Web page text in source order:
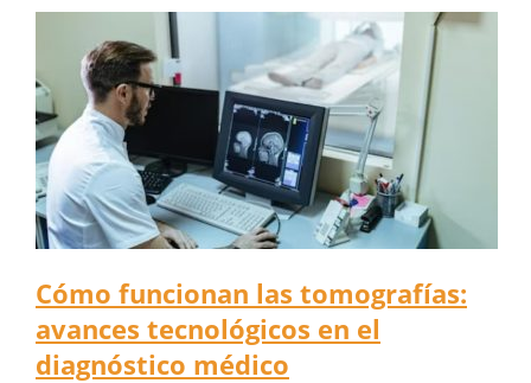
Cómo funcionan las tomografías:
avances tecnológicos en el
diagnóstico médico